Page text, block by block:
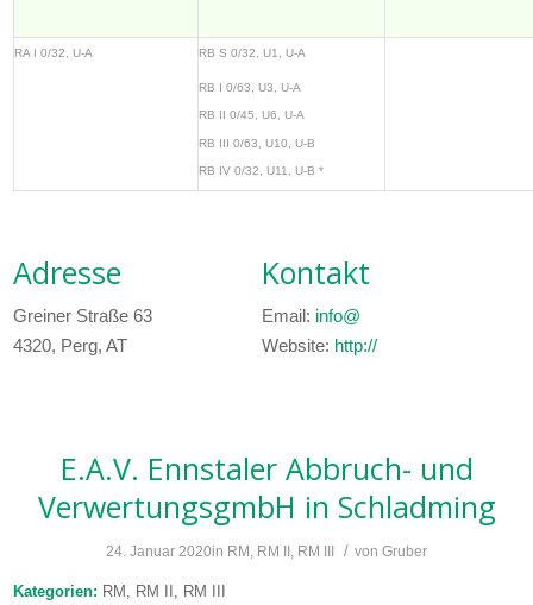
RA I 0/32, U-A RB S 0/32, U1, U-A
RB I 0/63, U3, U-A
RB II 0/45, U6, U-A
RB III 0/63, U10, U-B
RB IV 0/32, U11, U-B *
Adresse
Greiner Straße 63
4320, Perg, AT
Kontakt
Email: info@
Website: http://
E.A.V. Ennstaler Abbruch- und
VerwertungsgmbH in Schladming
24. Januar 2020in RM RM II RM III / von Gruber
Kategorien: RM, RM II, RM III